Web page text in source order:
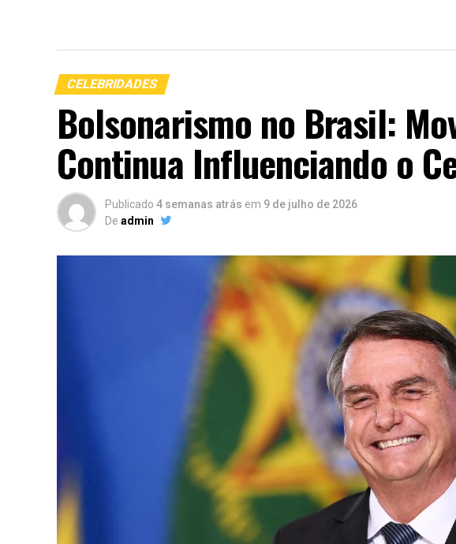
CELEBRIDADES
Bolsonarismo no Brasil:
Continua Influenciando o
Publicado 4 semanas atrás em 9 de julho de 2026
De admin